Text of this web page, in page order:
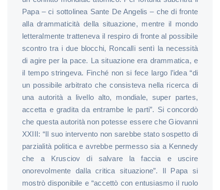
Papa – ci sottolinea Sante De Angelis – che di fronte
alla drammaticità della situazione, mentre il mondo
letteralmente tratteneva il respiro di fronte al possibile
scontro tra i due blocchi, Roncalli sentì la necessità
di agire per la pace. La situazione era drammatica, e
il tempo stringeva. Finché non si fece largo l’idea “di
un possibile arbitrato che consisteva nella ricerca di
una autorità a livello alto, mondiale, super partes,
accetta e gradita da entrambe le parti”. Si concordò
che questa autorità non potesse essere che Giovanni
XXIII: “Il suo intervento non sarebbe stato sospetto di
parzialità politica e avrebbe permesso sia a Kennedy
che a Krusciov di salvare la faccia e uscire
onorevolmente dalla critica situazione”. Il Papa si
mostrò disponibile e “accettò con entusiasmo il ruolo